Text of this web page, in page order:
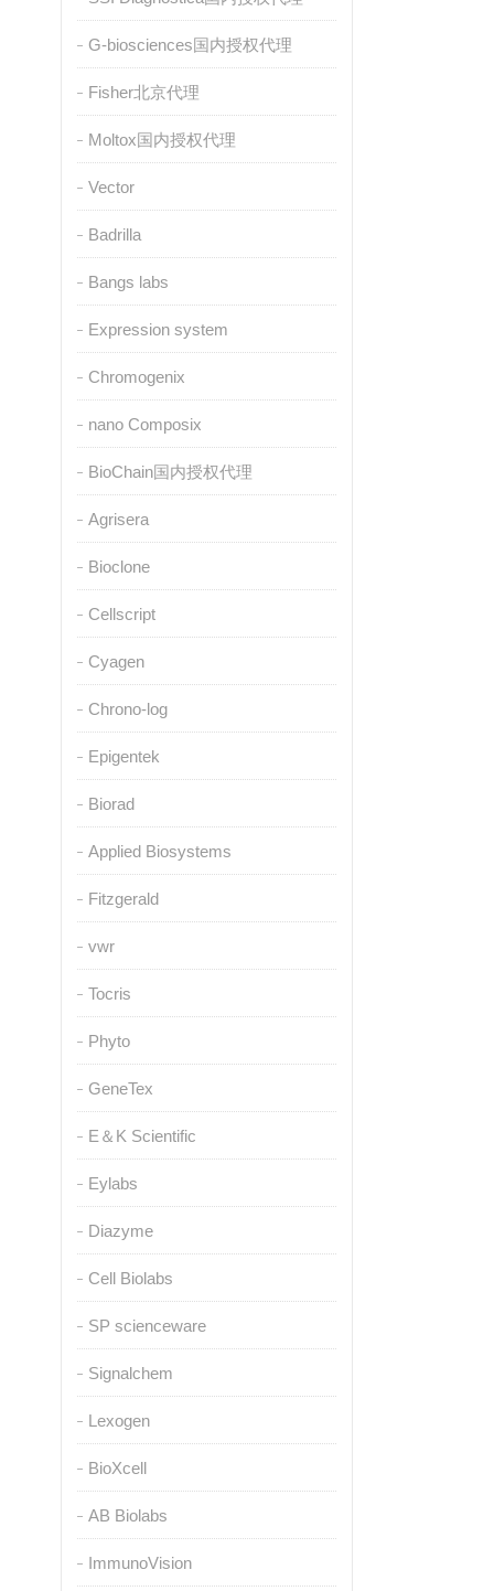
G-biosciences国内授权代理
Fisher北京代理
Moltox国内授权代理
Vector
Badrilla
Bangs labs
Expression system
Chromogenix
nano Composix
BioChain国内授权代理
Agrisera
Bioclone
Cellscript
Cyagen
Chrono-log
Epigentek
Biorad
Applied Biosystems
Fitzgerald
vwr
Tocris
Phyto
GeneTex
E＆K Scientific
Eylabs
Diazyme
Cell Biolabs
SP scienceware
Signalchem
Lexogen
BioXcell
AB Biolabs
ImmunoVision